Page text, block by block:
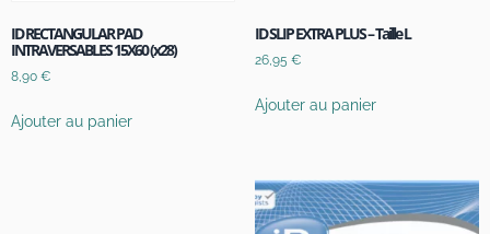
ID RECTANGULAR PAD
INTRAVERSABLES 15X60 (x28)
8,90 €
Ajouter au panier
ID SLIP EXTRA PLUS – Taille L
26,95 €
Ajouter au panier